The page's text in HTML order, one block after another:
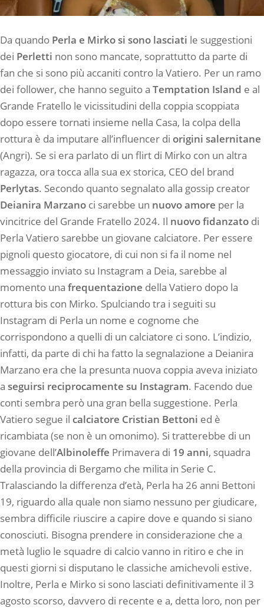
Da quando Perla e Mirko si sono lasciati le suggestioni
dei Perletti non sono mancate, soprattutto da parte di
fan che si sono più accaniti contro la Vatiero. Per un ramo
dei follower, che hanno seguito a Temptation Island e al
Grande Fratello le vicissitudini della coppia scoppiata
dopo essere tornati insieme nella Casa, la colpa della
rottura è da imputare all’influencer di origini salernitane
(Angri). Se si era parlato di un flirt di Mirko con un altra
ragazza, ora tocca alla sua ex storica, CEO del brand
Perlytas. Secondo quanto segnalato alla gossip creator
Deianira Marzano ci sarebbe un nuovo amore per la
vincitrice del Grande Fratello 2024. Il nuovo fidanzato di
Perla Vatiero sarebbe un giovane calciatore. Per essere
pignoli questo giocatore, di cui non si fa il nome nel
messaggio inviato su Instagram a Deia, sarebbe al
momento una frequentazione della Vatiero dopo la
rottura bis con Mirko. Spulciando tra i seguiti su
Instagram di Perla un nome e cognome che
corrispondono a quelli di un calciatore ci sono. L’indizio,
infatti, da parte di chi ha fatto la segnalazione a Deianira
Marzano era che la presunta nuova coppia aveva iniziato
a seguirsi reciprocamente su Instagram. Facendo due
conti sembra però una gran bella suggestione. Perla
Vatiero segue il calciatore Cristian Bettoni ed è
ricambiata (se non è un omonimo). Si tratterebbe di un
giovane dell’Albinoleffe Primavera di 19 anni, squadra
della provincia di Bergamo che milita in Serie C.
Tralasciando la differenza d’età, Perla ha 26 anni Bettoni
19, riguardo alla quale non siamo nessuno per giudicare,
sembra difficile riuscire a capire dove e quando si siano
conosciuti. Bisogna prendere in considerazione che a
metà luglio le squadre di calcio vanno in ritiro e che in
questi giorni si disputano le classiche amichevoli estive.
Inoltre, Perla e Mirko si sono lasciati definitivamente il 3
agosto scorso, davvero di recente e a, detta loro, non per